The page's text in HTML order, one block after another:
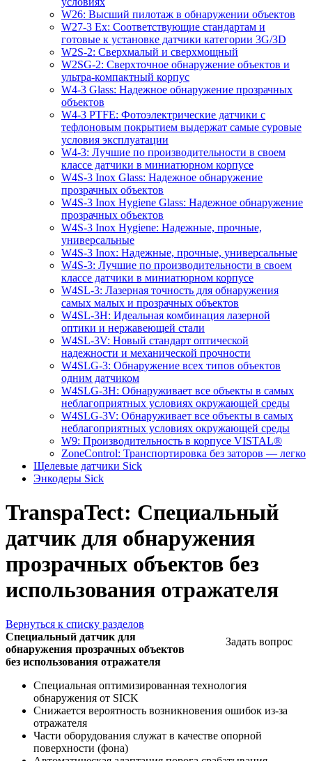
W26: Высший пилотаж в обнаружении объектов
W27-3 Ex: Соответствующие стандартам и
готовые к установке датчики категории 3G/3D
W2S-2: Сверхмалый и сверхмощный
W2SG-2: Сверхточное обнаружение объектов и
ультра-компактный корпус
W4-3 Glass: Надежное обнаружение прозрачных
объектов
W4-3 PTFE: Фотоэлектрические датчики с
тефлоновым покрытием выдержат самые суровые
условия эксплуатации
W4-3: Лучшие по производительности в своем
классе датчики в миниатюрном корпусе
W4S-3 Inox Glass: Надежное обнаружение
прозрачных объектов
W4S-3 Inox Hygiene Glass: Надежное обнаружение
прозрачных объектов
W4S-3 Inox Hygiene: Надежные, прочные,
универсальные
W4S-3 Inox: Надежные, прочные, универсальные
W4S-3: Лучшие по производительности в своем
классе датчики в миниатюрном корпусе
W4SL-3: Лазерная точность для обнаружения
самых малых и прозрачных объектов
W4SL-3H: Идеальная комбинация лазерной
оптики и нержавеющей стали
W4SL-3V: Новый стандарт оптической
надежности и механической прочности
W4SLG-3: Обнаружение всех типов объектов
одним датчиком
W4SLG-3H: Обнаруживает все объекты в самых
неблагоприятных условиях окружающей среды
W4SLG-3V: Обнаруживает все объекты в самых
неблагоприятных условиях окружающей среды
W9: Производительность в корпусе VISTAL®
ZoneControl: Транспортировка без заторов — легко
Щелевые датчики Sick
Энкодеры Sick
TranspaTect: Специальный
датчик для обнаружения
прозрачных объектов без
использования отражателя
Вернуться к списку разделов
Задать вопрос
Специальный датчик для
обнаружения прозрачных объектов
без использования отражателя
Специальная оптимизированная технология
обнаружения от SICK
Снижается вероятность возникновения ошибок из-за
отражателя
Части оборудования служат в качестве опорной
поверхности (фона)